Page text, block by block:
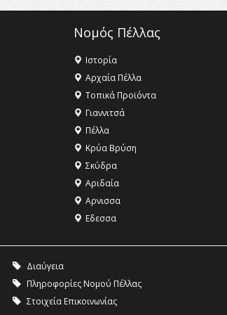
Νομός Πέλλας
Ιστορία
Αρχαία Πέλλα
Τοπικά Προϊόντα
Γιαννιτσά
Πέλλα
Κρύα Βρύση
Σκύδρα
Αριδαία
Aρνισσα
Eδεσσα
Διαύγεια
Πληροφορίες Νομού Πέλλας
Στοιχεία Επικοινωνίας